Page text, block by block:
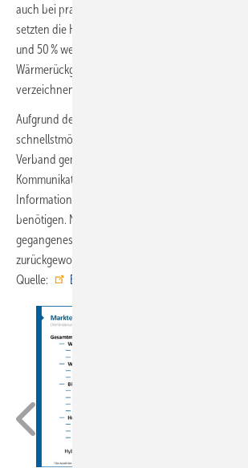
auch bei praktisch allen heiztechnischen
setzten die Hersteller 58 % weniger
und 50 % weniger Wohnungslüftungsanlagen mit
Wärmerückgewinnung ab. Auch Heizkörper und
verzeichnen Marktrückgänge von 6 % und 11 %.
Aufgrund der Absatzschwäche fordert der BDH
schnellstmöglich Maßnahmen zu ergreifen. Vor
Verband gemeinsam mit weiteren Marktpartnern
Kommunikationskampagne. Die Verbraucher
Informationen über die nun bestehenden
benötigen. Nur so könne die Verunsicherung
gegangenes Vertrauen in die
zurückgewonnen werden. ■
Quelle:
BDH